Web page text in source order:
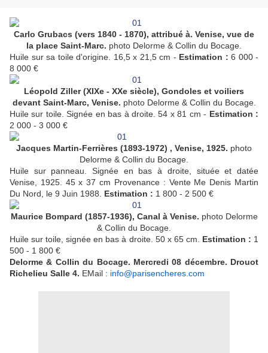
Carlo Grubacs (vers 1840 - 1870), attribué à. Venise, vue de
la place Saint-Marc. photo Delorme & Collin du Bocage.
Huile sur sa toile d'origine. 16,5 x 21,5 cm - Estimation : 6 000 -
8 000 €
Léopold Ziller (XIXe - XXe siècle), Gondoles et voiliers
devant Saint-Marc, Venise. photo Delorme & Collin du Bocage.
Huile sur toile. Signée en bas à droite. 54 x 81 cm - Estimation :
2 000 - 3 000 €
Jacques Martin-Ferrières (1893-1972) , Venise, 1925. photo
Delorme & Collin du Bocage.
Huile sur panneau. Signée en bas à droite, située et datée
Venise, 1925. 45 x 37 cm Provenance : Vente Me Denis Martin
Du Nord, le 9 Juin 1988. Estimation : 1 800 - 2 500 €
Maurice Bompard (1857-1936), Canal à Venise. photo Delorme
& Collin du Bocage.
Huile sur toile, signée en bas à droite. 50 x 65 cm. Estimation : 1
500 - 1 800 €
Delorme & Collin du Bocage. Mercredi 08 décembre. Drouot
Richelieu Salle 4. EMail : info@parisencheres.com